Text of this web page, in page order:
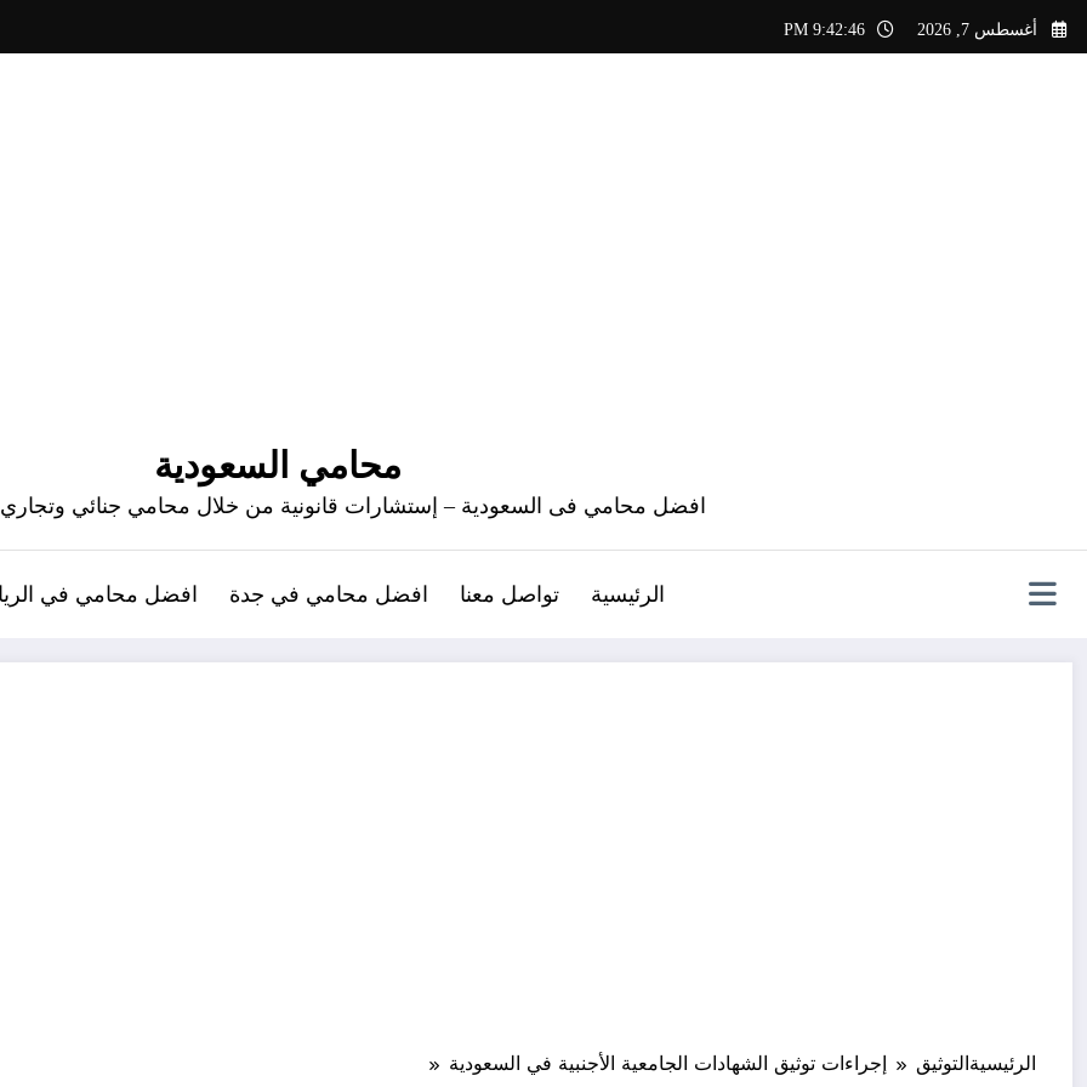
التجاوز
إلى
أغسطس 7, 2026 9:42:47 PM
محامي السعودية
افضل محامي فى السعودية – إستشارات قانونية من خلال محامي جنائي وتجاري
الرئيسية تواصل معنا افضل محامي في جدة افضل محامي في
الرئيسيةالتوثيق إجراءات توثيق الشهادات الجامعية الأجنبية في السعودية